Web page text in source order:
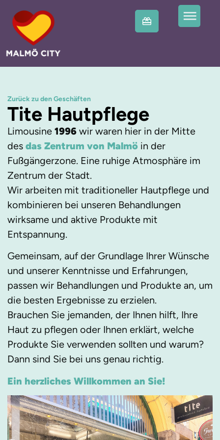
Zurück zu den Geschäften
Tite Hautpflege
Limousine 1996 wir waren hier in der Mitte
des das Zentrum von Malmö in der
Fußgängerzone. Eine ruhige Atmosphäre im
Zentrum der Stadt.
Wir arbeiten mit traditioneller Hautpflege und
kombinieren bei unseren Behandlungen
wirksame und aktive Produkte mit
Entspannung.
Gemeinsam, auf der Grundlage Ihrer Wünsche
und unserer Kenntnisse und Erfahrungen,
passen wir Behandlungen und Produkte an, um
die besten Ergebnisse zu erzielen.
Brauchen Sie jemanden, der Ihnen hilft, Ihre
Haut zu pflegen oder Ihnen erklärt, welche
Produkte Sie verwenden sollten und warum?
Dann sind Sie bei uns genau richtig.
Ein herzliches Willkommen an Sie!